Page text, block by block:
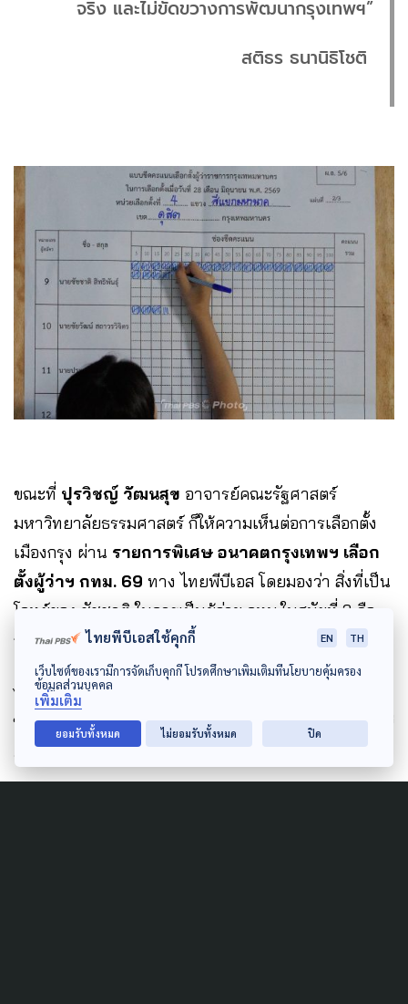
จริง และไม่ขัดขวางการพัฒนากรุงเทพฯ”
สติธร ธนานิธิโชติ
ขณะที่ ปุรวิชญ์ วัฒนสุข อาจารย์คณะรัฐศาสตร์
มหาวิทยาลัยธรรมศาสตร์ ก็ให้ความเห็นต่อการเลือกตั้ง
เมืองกรุง ผ่าน รายการพิเศษ อนาคตกรุงเทพฯ เลือก
ตั้งผู้ว่าฯ กทม. 69 ทาง ไทยพีบีเอส โดยมองว่า สิ่งที่เป็น
โจทย์ของ ชัชชาติ ในการเป็นผู้ว่าฯ กทม.ในสมัยที่ 2 คือ
ก
ารทำสิ่งที่ยังไม่ได้ทำใน 4 ปีที่ผ่านมา จากนโยบาย
250 พลัสสิ่งที่ ชัชชาติ ทำเรื่องเส้นเลือดฝอยมองว่ายัง
ไม่ถูกแก้จนครบทุกเส้น มีอีกหลายเส้นที่ต้องไปขยาย ซึ่ง
ใน 4 ปีหลังจากนี้เป็นเรื่องที่ต้องลุยต่อ เพราะเป็นผลงานที่
ไทยพีบีเอสใช้คุกกี้ EN TH
เว็บไซต์ของเรามีการจัดเก็บคุกกี้ โปรดศึกษาเพิ่มเติมที่นโยบายคุ้มครอง
ข้อมูลส่วนบุคคล
เพิ่มเติม
ยอมรับทั้งหมด ไม่ยอมรับทั้งหมด ปิด